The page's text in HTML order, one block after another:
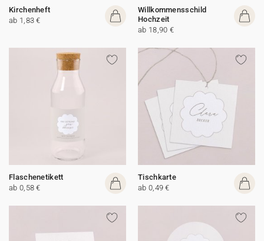
Kirchenheft
ab 1,83 €
Willkommensschild
Hochzeit
ab 18,90 €
Flaschenetikett
ab 0,58 €
Tischkarte
ab 0,49 €